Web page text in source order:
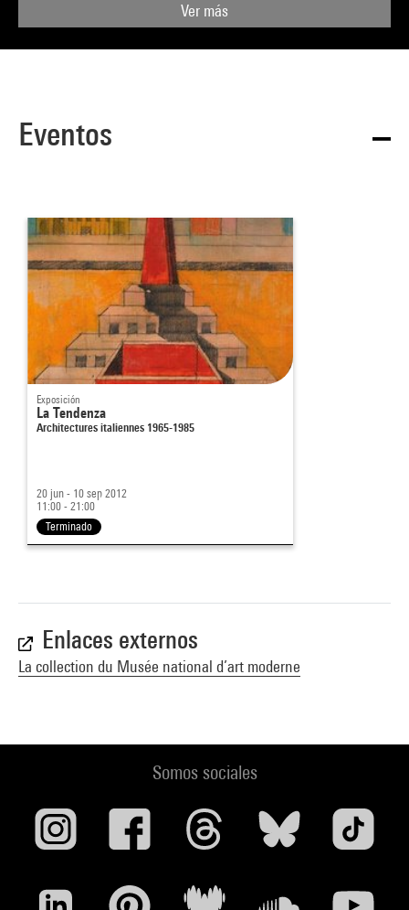
Ver más
Eventos
Exposición
La Tendenza
Architectures italiennes 1965-1985
20 jun - 10 sep 2012
11:00 - 21:00
Terminado
Enlaces externos
La collection du Musée national d’art moderne
Somos sociales